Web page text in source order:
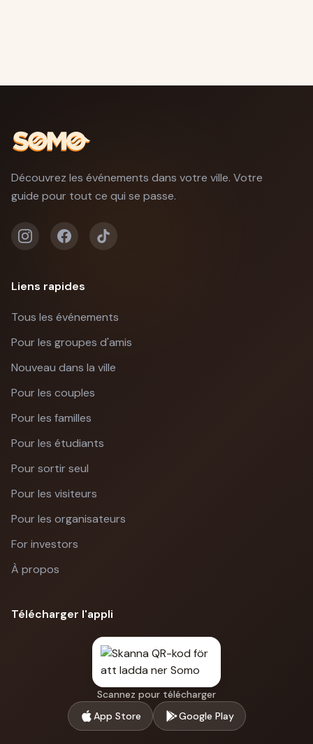
Découvrez les événements dans votre ville. Votre
guide pour tout ce qui se passe.
Liens rapides
Tous les événements
Pour les groupes d'amis
Nouveau dans la ville
Pour les couples
Pour les familles
Pour les étudiants
Pour sortir seul
Pour les visiteurs
Pour les organisateurs
For investors
À propos
Télécharger l'appli
Scannez pour télécharger
App Store
Google Play